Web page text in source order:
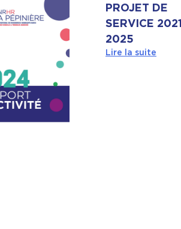
PROJET DE
SERVICE
2025
Lire la suite